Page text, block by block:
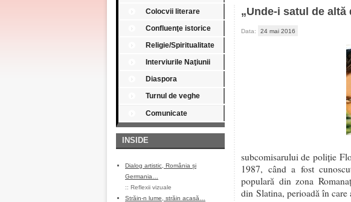
Colocvii literare
Confluenţe istorice
Religie/Spiritualitate
Interviurile Naţiunii
Diaspora
Turnul de veghe
Comunicate
INSIDE
Dialog artistic, România și
Germania…
:: Reflexii vizuale
Străin-n lume, străin acasă…
„Unde-i satul de altă
Data: 24 mai 2016
subcomisarului de poliție
1987, când a fost
populară din zona
din Slatina, perioadă în